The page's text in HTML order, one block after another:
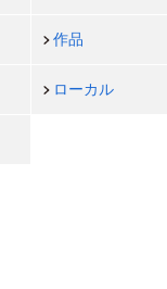
作品
ローカル